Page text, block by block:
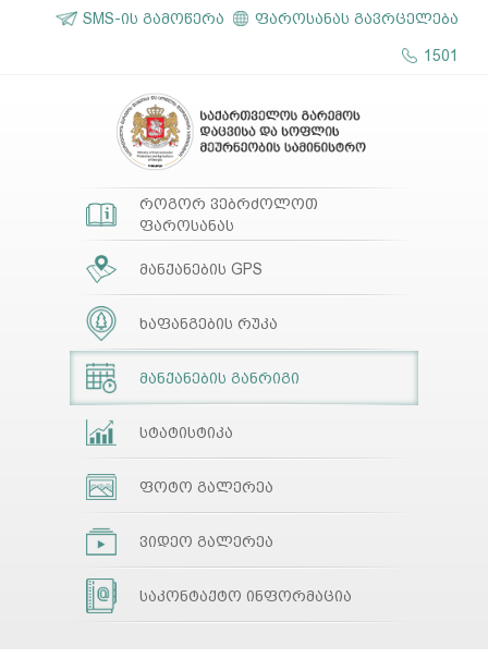
ფაროსანას გავრცელება
SMS-ის გამოწერა
1501
როგორ ვებრძოლოთ
ფაროსანას
მანქანების GPS
ხაფანგების რუკა
მანქანების განრიგი
სტატისტიკა
ფოტო გალერეა
ვიდეო გალერეა
საკონტაქტო ინფორმაცია